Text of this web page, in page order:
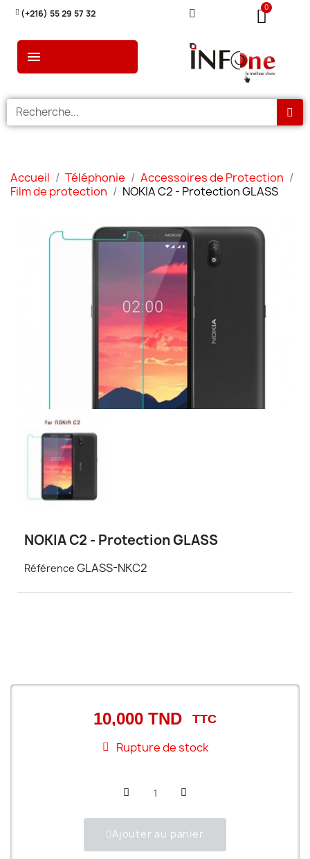
(+216) 55 29 57 32
Accueil Téléphonie
Accessoires de Protection
Film de protection
NOKIA C2 - Protection GLASS
NOKIA C2 - Protection GLASS
Référence GLASS-NKC2
10,000 TND TTC
Rupture de stock
Ajouter au panier